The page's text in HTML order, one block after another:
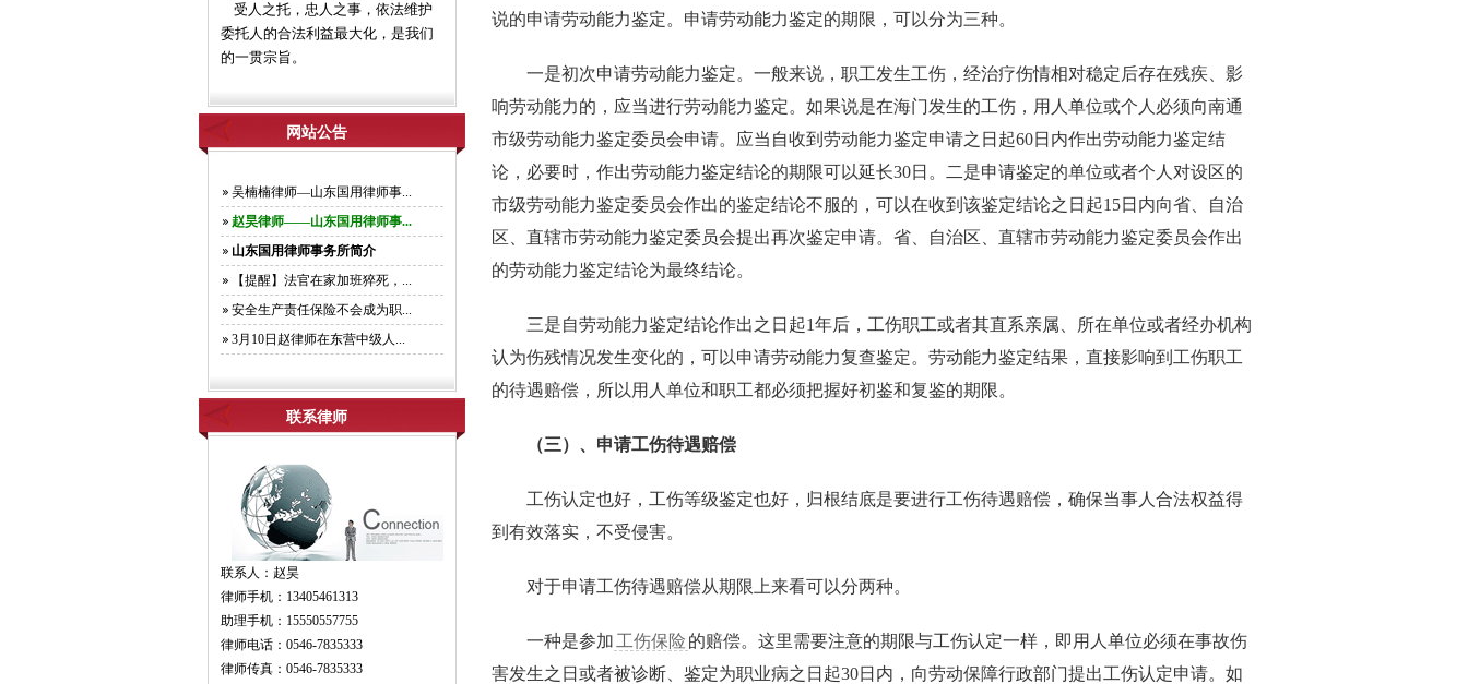
受人之托，忠人之事，依法维护
委托人的合法利益最大化，是我们
的一贯宗旨。
网站公告
吴楠楠律师—山东国用律师事...
赵昊律师——山东国用律师事...
山东国用律师事务所简介
【提醒】法官在家加班猝死，...
安全生产责任保险不会成为职...
3月10日赵律师在东营中级人...
联系律师
联系人：赵昊
律师手机：13405461313
助理手机：15550557755
律师电话：0546-7835333
律师传真：0546-7835333
说的申请劳动能力鉴定。申请劳动能力鉴定的期限，可以分为三种。
一是初次申请劳动能力鉴定。一般来说，职工发生工伤，经治疗伤情相对稳定后存在残疾、影
响劳动能力的，应当进行劳动能力鉴定。如果说是在海门发生的工伤，用人单位或个人必须向南通
市级劳动能力鉴定委员会申请。应当自收到劳动能力鉴定申请之日起60日内作出劳动能力鉴定结
论，必要时，作出劳动能力鉴定结论的期限可以延长30日。二是申请鉴定的单位或者个人对设区的
市级劳动能力鉴定委员会作出的鉴定结论不服的，可以在收到该鉴定结论之日起15日内向省、自治
区、直辖市劳动能力鉴定委员会提出再次鉴定申请。省、自治区、直辖市劳动能力鉴定委员会作出
的劳动能力鉴定结论为最终结论。
三是自劳动能力鉴定结论作出之日起1年后，工伤职工或者其直系亲属、所在单位或者经办机构
认为伤残情况发生变化的，可以申请劳动能力复查鉴定。劳动能力鉴定结果，直接影响到工伤职工
的待遇赔偿，所以用人单位和职工都必须把握好初鉴和复鉴的期限。
（三）、申请工伤待遇赔偿
工伤认定也好，工伤等级鉴定也好，归根结底是要进行工伤待遇赔偿，确保当事人合法权益得
到有效落实，不受侵害。
对于申请工伤待遇赔偿从期限上来看可以分两种。
一种是参加 工伤保险 的赔偿。这里需要注意的期限与工伤认定一样，即用人单位必须在事故伤
害发生之日或者被诊断、鉴定为职业病之日起30日内，向劳动保障行政部门提出工伤认定申请。如